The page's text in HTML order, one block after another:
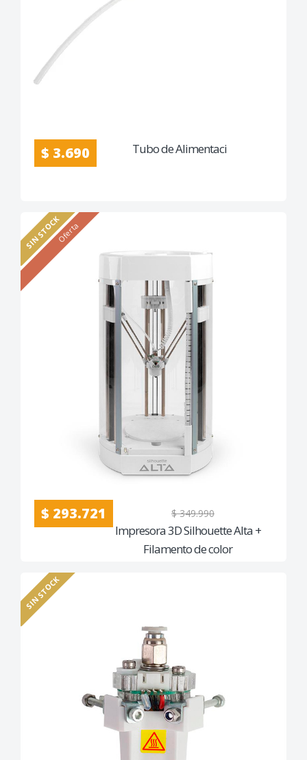
$ 3.690 Tubo de Alimentaci
Oferta
SIN STOCK
$ 293.721 $ 349.990
Impresora 3D Silhouette Alta +
Filamento de color
SIN STOCK